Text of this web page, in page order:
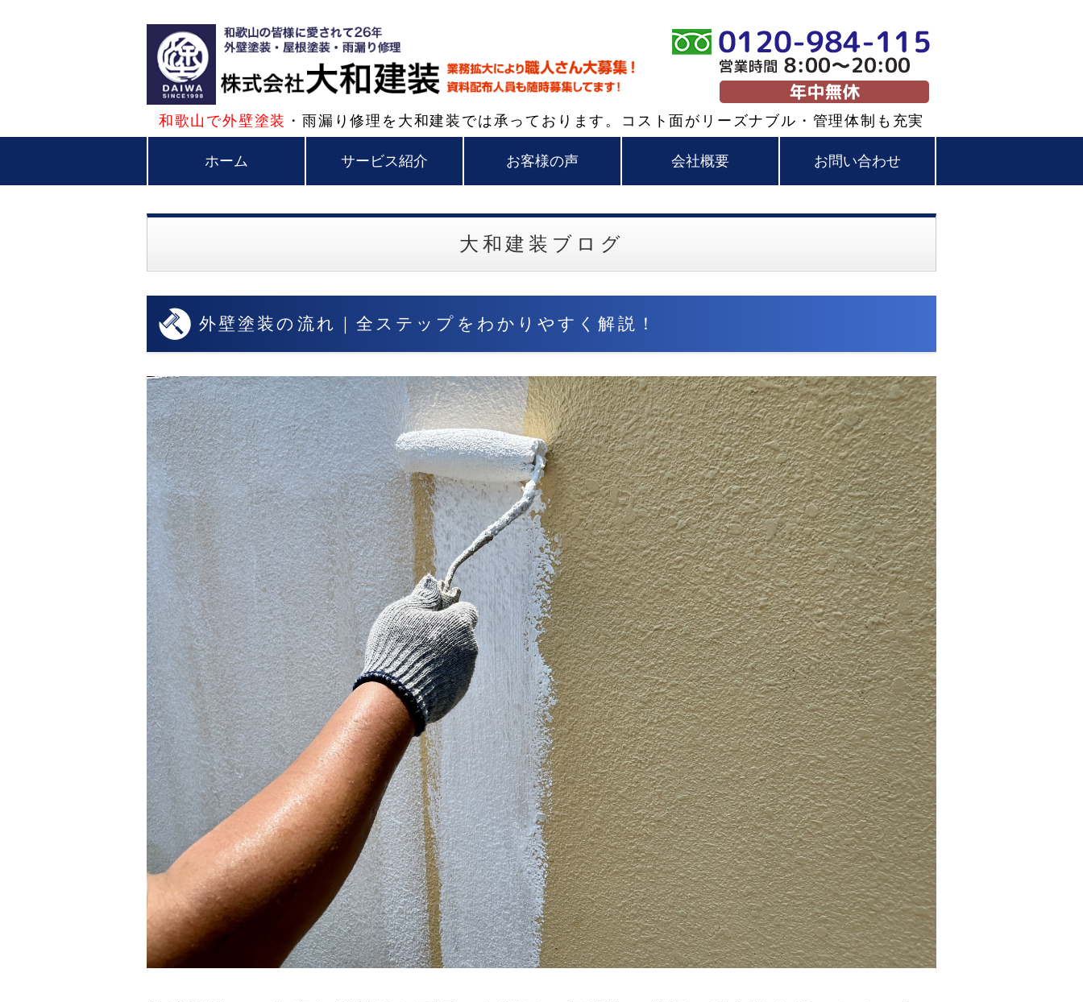
和歌山・大阪の外壁塗装・屋根塗装なら株式会社大和建
和歌山で外壁塗装 ・雨漏り修理を大和建装では承っております。コスト面がリーズナブル・管理体制も充実
ホーム サービス紹介 お客様の声 会社概要 お問い合わせ
大和建装ブログ
外壁塗装の流れ｜全ステップをわかりやすく解説！